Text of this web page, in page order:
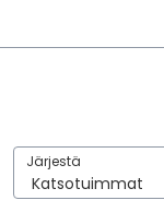
Järjestä
Järjestä